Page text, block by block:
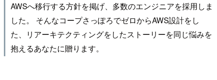
AWSへ移行する方針を掲げ、多数のエンジニアを採用しま
した。 そんなコープさっぽろでゼロからAWS設計をし
た、リアーキテクティングをしたストーリーを同じ悩みを
抱えるあなたに贈ります。